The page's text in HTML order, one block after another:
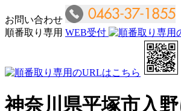
お問い合わせ
順番取り専用 WEB受付
神奈川県平塚市入